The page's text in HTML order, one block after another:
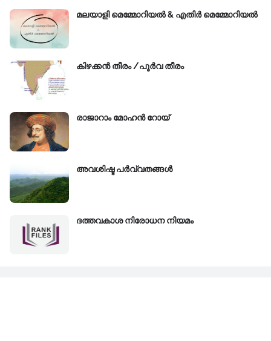
മലയാളി മെമ്മോറിയൽ & എതിർ മെമ്മോറിയൽ
കിഴക്കന്‍ തീരം /പൂർവ തീരം
രാജാറാം മോഹൻ റോയ്‌
അവശിഷ്ട പർവ്വതങ്ങൾ
ദത്തവകാശ നിരോധന നിയമം